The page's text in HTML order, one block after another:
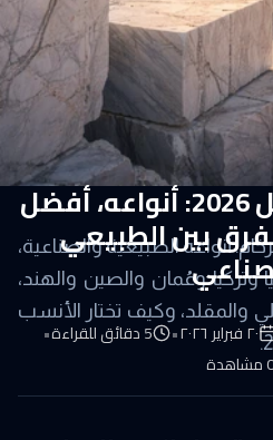
دليل الرخام الشامل 2026: أنواعه، أفضل
بين الطبيعي
٢٠ فبراير ٢٠٢٦ •
5دقائق للقراءة•
مشاهدة
أنواعه الطبيعية والصناعية،
وتركيا وعُمان والصين والهند،
والمقلد، وكيف تختار الأنسب